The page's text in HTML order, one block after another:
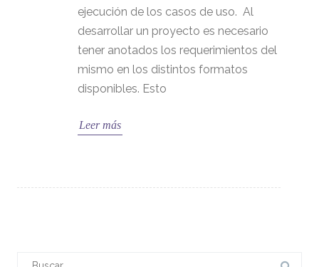
ejecución de los casos de uso. Al
desarrollar un proyecto es necesario
tener anotados los requerimientos del
mismo en los distintos formatos
disponibles. Esto
Leer más